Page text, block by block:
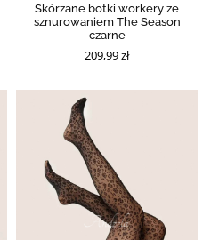
Skórzane botki workery ze
sznurowaniem The Season
czarne
209,99 zł